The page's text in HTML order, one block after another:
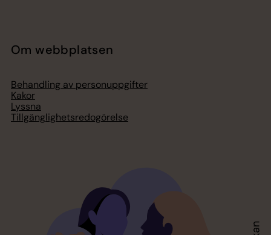
Om webbplatsen
Behandling av personuppgifter
Kakor
Lyssna
Tillgänglighetsredogörelse